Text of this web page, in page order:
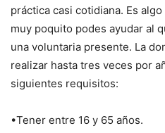
práctica casi cotidiana. Es
muy poquito podes ayudar al
una voluntaria presente. La
realizar hasta tres veces por
siguientes requisitos:
•Tener entre 16 y 65 años.